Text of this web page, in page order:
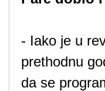
- Iako je u
prethodnu
da se